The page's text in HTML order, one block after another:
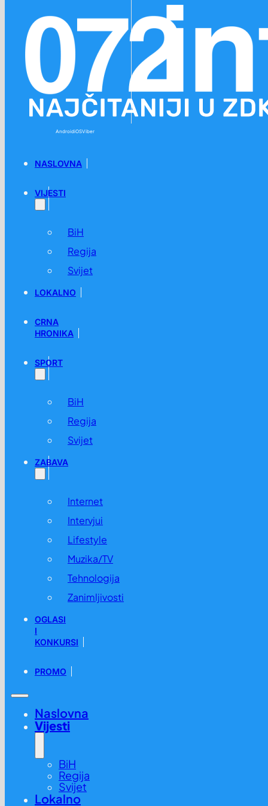
AndroidiOSViber
NASLOVNA
VIJESTI
BiH
Regija
Svijet
LOKALNO
CRNA
HRONIKA
SPORT
BiH
Regija
Svijet
ZABAVA
Internet
Intervjui
Lifestyle
Muzika/TV
Tehnologija
Zanimljivosti
OGLASI
I
KONKURSI
PROMO
Naslovna
Vijesti
BiH
Regija
Svijet
Lokalno